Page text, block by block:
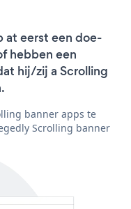
at eerst een doe-
hebben een
hij/zij a Scrolling
banner apps te
Scrolling banner